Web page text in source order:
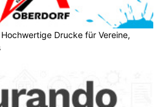
Drucke für Vereine,